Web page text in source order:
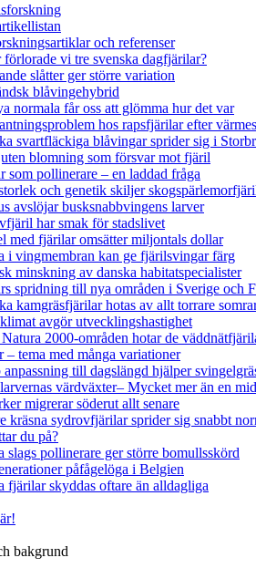
och referenser
förlorade vi tre svenska dagfjärilar?
slåtter ger större variation
blåvingehybrid
normala får oss att glömma hur det var
hos rapsfjärilar efter
svartfläckiga blåvingar sprider sig i
blomning som försvar mot fjäril
som pollinerare – en laddad fråga
och genetik skiljer
avslöjar busksnabbvingens larver
har smak för stadslivet
med fjärilar omsätter miljontals dollar
i vingmembran kan ge fjärilsvingar färg
minskning av danska habitatspecialister
spridning till nya områden i Sverige och
kamgräsfjärilar hotas av allt torrare
avgör utvecklingshastighet
2000-områden hotar de
– tema med många variationer
anpassning till dagslängd hjälper
värdväxter– Mycket mer än en
migrerar söderut allt senare
kräsna sydrovfjärilar sprider sig snabbt
du på?
slags pollinerare ger större bomullsskörd
påfågelöga i Belgien
fjärilar skyddas oftare än alldagliga
bakgrund